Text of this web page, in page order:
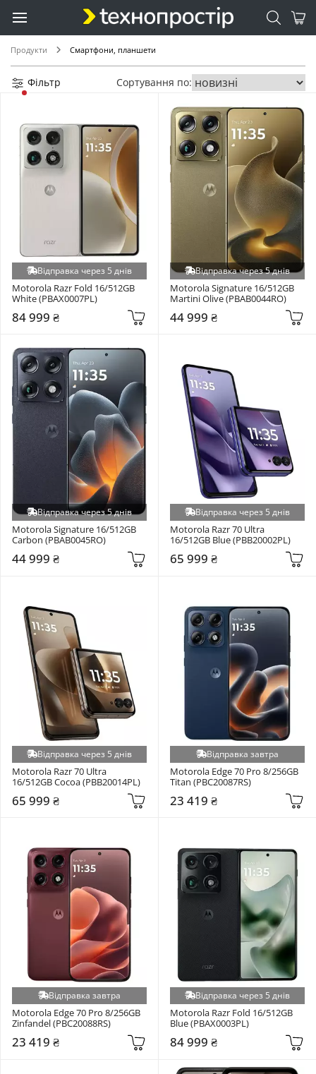
Продукти Смартфони, планшети
Фільтр Сортування по:
Відправка через 5 днів
Motorola Razr Fold 16/512GB
White (PBAX0007PL)
84 999 ₴
Відправка через 5 днів
Motorola Signature 16/512GB
Martini Olive (PBAB0044RO)
44 999 ₴
Відправка через 5 днів
Motorola Signature 16/512GB
Carbon (PBAB0045RO)
44 999 ₴
Відправка через 5 днів
Motorola Razr 70 Ultra
16/512GB Blue (PBB20002PL)
65 999 ₴
Відправка через 5 днів
Motorola Razr 70 Ultra
16/512GB Cocoa (PBB20014PL)
65 999 ₴
Відправка завтра
Motorola Edge 70 Pro 8/256GB
Titan (PBC20087RS)
23 419 ₴
Відправка завтра
Motorola Edge 70 Pro 8/256GB
Zinfandel (PBC20088RS)
23 419 ₴
Відправка через 5 днів
Motorola Razr Fold 16/512GB
Blue (PBAX0003PL)
84 999 ₴